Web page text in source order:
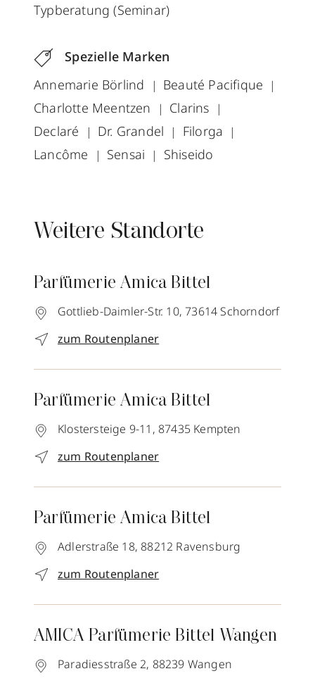
Typberatung (Seminar)
Spezielle Marken
Annemarie Börlind
Beauté Pacifique
Charlotte Meentzen
Clarins
Declaré
Dr. Grandel
Filorga
Lancôme
Sensai Shiseido
Weitere Standorte
Parfümerie Amica Bittel
Gottlieb-Daimler-Str. 10, 73614 Schorndorf
zum Routenplaner
Parfümerie Amica Bittel
Klostersteige 9-11, 87435 Kempten
zum Routenplaner
Parfümerie Amica Bittel
Adlerstraße 18, 88212 Ravensburg
zum Routenplaner
AMICA Parfümerie Bittel Wangen
Paradiesstraße 2, 88239 Wangen